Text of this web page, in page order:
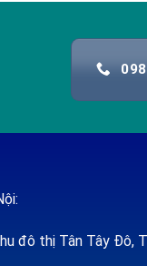
đô thị Tân Tây Đô,